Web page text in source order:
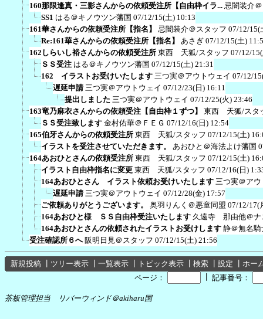
160那限逢真・三影さんからの依頼受注所【自由枠イラ... 忌闇装介
SS1 はる＠キノウツン藩国 07/12/15(土) 10:13
161華さんからの依頼受注所【指名】
忌闇装介＠スタッフ 07/12/15(
Re:161華さんからの依頼受注所【指名】
あさぎ 07/12/15(土)
162しらいし裕さんからの依頼受注所 東西 天狐/スタッフ 07/12/
ＳＳ受注 はる＠キノウツン藩国 07/12/15(土) 21:31
162 イラストお受けいたします 三つ実＠アウトウェイ 07/12/
遅延申請 三つ実＠アウトウェイ 07/12/23(日) 16:11
提出しました 三つ実＠アウトウェイ 07/12/25(火) 23:46
163竜乃麻衣さんからの依頼受注【自由枠１ずつ】
東西 天狐/スタ
ＳＳ受注致します 金村佑華＠ＦＥＧ 07/12/16(日) 12:54
165伯牙さんからの依頼受注所 東西 天狐/スタッフ 07/12/15(土)
イラストを受注させていただきます。
あおひと＠海法よけ藩国
164あおひとさんの依頼受注所 東西 天狐/スタッフ 07/12/15(土)
イラスト自由枠指名に変更 東西 天狐/スタッフ 07/12/16(日)
164あおひとさん イラスト依頼お受けいたします 三つ実＠ア
遅延申請 三つ実＠アウトウェイ 07/12/28(金) 17:57
ご依頼ありがとうございます。
奥羽りんく＠悪童同盟 07/12/17(
164あおひと様 ＳＳ自由枠受注いたします 久遠寺 那由他＠ナ
164あおひとさんの依頼されたイラストお受けします 静＠無名騎
受注確認所６へ 阪明日見＠スタッフ 07/12/15(土) 21:56
新規投稿 ツリー表示 一覧表示 トピック表示 検索 設定
ホー
ページ：
記事番号：
茶板管理担当 リバーウィンド＠akiharu国